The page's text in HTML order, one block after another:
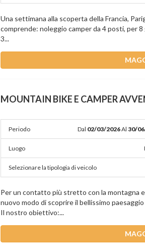
Una settimana alla scoperta della Francia,
comprende: noleggio camper da 4 posti, per
3...
MOUNTAIN BIKE E CAMPER
Periodo Dal 02/03/2026Al 30/
Luogo
Selezionare la tipologia di veicolo
Per un contatto più stretto con la montagna
nuovo modo di scoprire il bellissimo
Il nostro obiettivo:...